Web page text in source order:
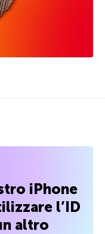
iPhone
l’ID
altro